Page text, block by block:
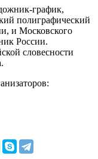
график,
полиграфический
и Московского
России.
словесности